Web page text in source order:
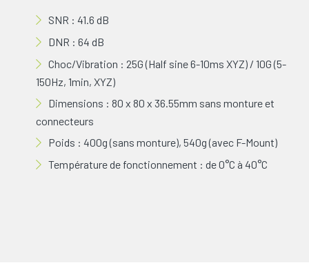
SNR : 41.6 dB
DNR : 64 dB
Choc/Vibration : 25G (Half sine 6-10ms XYZ) / 10G (5-
150Hz, 1min, XYZ)
Dimensions : 80 x 80 x 36.55mm sans monture et
connecteurs
Poids : 400g (sans monture), 540g (avec F-Mount)
Température de fonctionnement : de 0°C à 40°C